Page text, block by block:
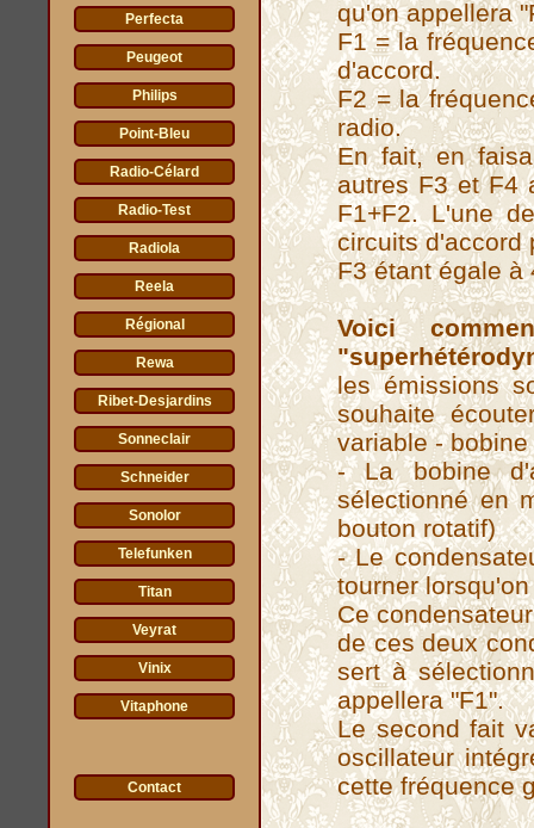
Perfecta
Peugeot
Philips
Point-Bleu
Radio-Célard
Radio-Test
Radiola
Reela
Régional
Rewa
Ribet-Desjardins
Sonneclair
Schneider
Sonolor
Telefunken
Titan
Veyrat
Vinix
Vitaphone
Contact
qu'on appellera
F1 = la
d'accord.
F2 = la
radio.
En fait, en
autres F3 et F4
F1+F2. L'une
circuits d'accord
F3 étant égale à
Voici
les émissions
souhaite
variable -
- La bobine
sélectionné en
bouton rotatif)
- Le
tourner
Ce
de ces deux
sert à
appellera "F1".
Le second fait
oscillateur
cette fréquence